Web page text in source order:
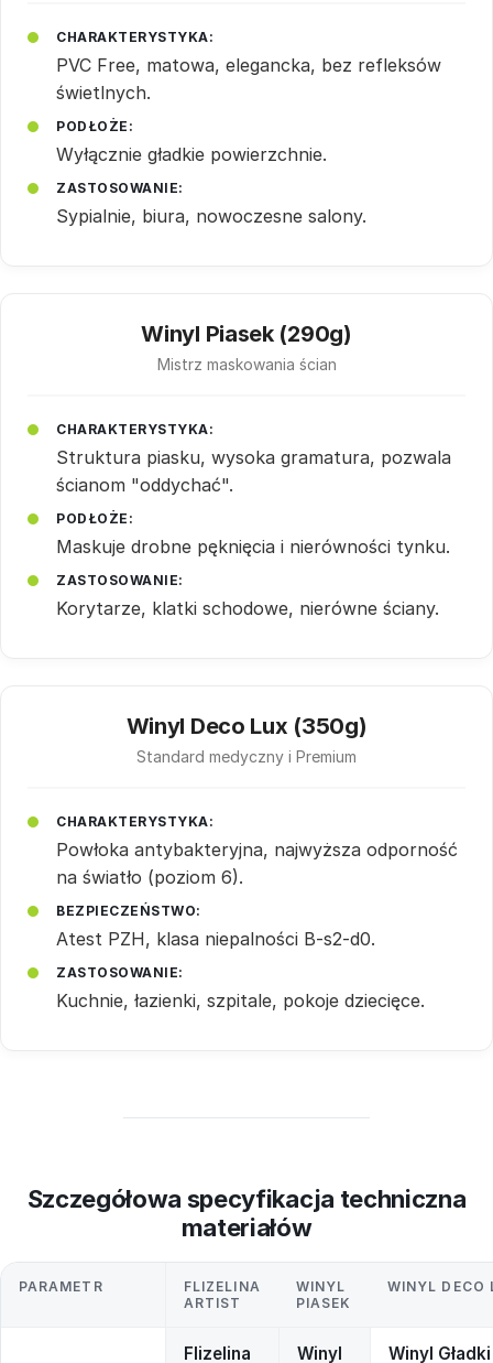
CHARAKTERYSTYKA:
PVC Free, matowa, elegancka, bez refleksów
świetlnych.
PODŁOŻE:
Wyłącznie gładkie powierzchnie.
ZASTOSOWANIE:
Sypialnie, biura, nowoczesne salony.
Winyl Piasek (290g)
Mistrz maskowania ścian
CHARAKTERYSTYKA:
Struktura piasku, wysoka gramatura, pozwala
ścianom "oddychać".
PODŁOŻE:
Maskuje drobne pęknięcia i nierówności tynku.
ZASTOSOWANIE:
Korytarze, klatki schodowe, nierówne ściany.
Winyl Deco Lux (350g)
Standard medyczny i Premium
CHARAKTERYSTYKA:
Powłoka antybakteryjna, najwyższa odporność
na światło (poziom 6).
BEZPIECZEŃSTWO:
Atest PZH, klasa niepalności B-s2-d0.
ZASTOSOWANIE:
Kuchnie, łazienki, szpitale, pokoje dziecięce.
Szczegółowa specyfikacja techniczna
materiałów
PARAMETR
FLIZELINA
ARTIST
WINYL
PIASEK
WINYL DECO
Flizelina Winyl Winyl Gładki